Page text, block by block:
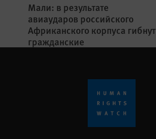
Мали: в результате
авиаударов российского
Африканского корпуса гибнут
гражданские